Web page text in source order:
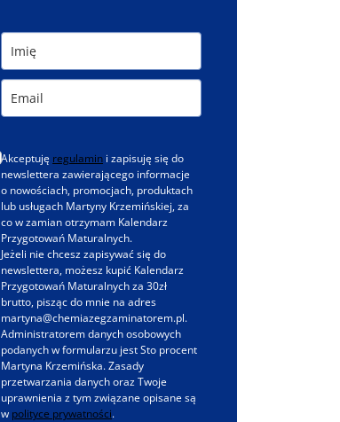
Akceptuję regulamin i zapisuję się do
newslettera zawierającego informacje
o nowościach, promocjach, produktach
lub usługach Martyny Krzemińskiej, za
co w zamian otrzymam Kalendarz
Przygotowań Maturalnych.
Jeżeli nie chcesz zapisywać się do
newslettera, możesz kupić Kalendarz
Przygotowań Maturalnych za 30zł
brutto, pisząc do mnie na adres
martyna@chemiazegzaminatorem.pl.
Administratorem danych osobowych
podanych w formularzu jest Sto procent
Martyna Krzemińska. Zasady
przetwarzania danych oraz Twoje
uprawnienia z tym związane opisane są
w polityce prywatności.